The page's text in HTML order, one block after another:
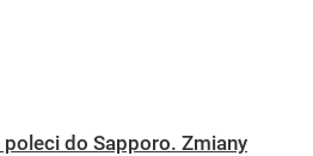
do Sapporo. Zmiany